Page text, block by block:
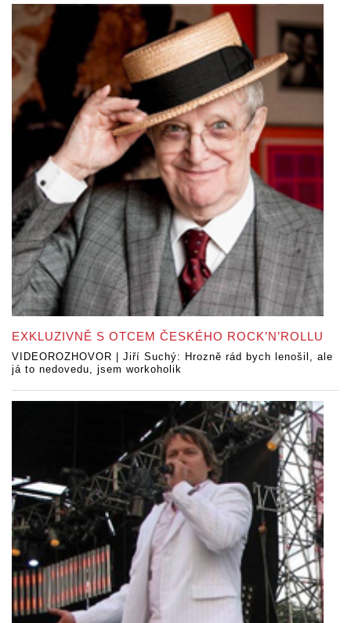
EXKLUZIVNĚ S OTCEM ČESKÉHO ROCK’N’ROLLU
VIDEOROZHOVOR | Jiří Suchý: Hrozně rád bych lenošil, ale
já to nedovedu, jsem workoholik